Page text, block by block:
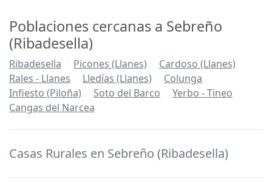
Poblaciones cercanas a Sebreño
(Ribadesella)
Ribadesella Picones (Llanes)
Cardoso (Llanes)
Rales - Llanes
Lledías (Llanes)
Colunga
Infiesto (Piloña)
Soto del Barco
Yerbo - Tineo
Cangas del Narcea
Casas Rurales en Sebreño (Ribadesella)